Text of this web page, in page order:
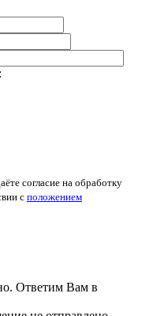
:
согласие на обработку
с положением
Ответим Вам в